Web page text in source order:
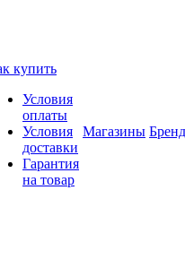
купить
Условия
оплаты
Условия
доставки
Гарантия
на товар
Магазины